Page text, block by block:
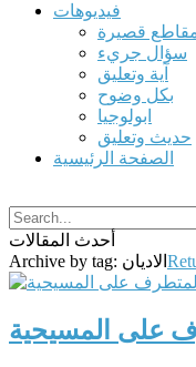
فيديوهات
قصيرة
سؤال جريء
آية وتعليق
بكل وضوح
ابولوجيا
حديث وتعليق
الصفحة الرئيسية
أحدث المقالات
Archive by tag: الاديان
على المسيحية